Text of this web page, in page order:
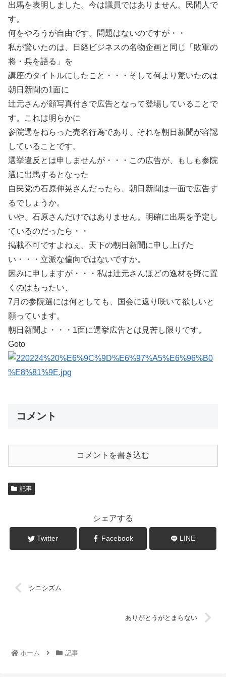
出馬を表明しました。今は議員ではありません。民間人で
す。
何をやろうが自由です。問題はないのですが・・
私が驚いたのは、日経ビジネスの名物企画と同じ「敗軍の
将・兵を語る」を
講座のタイトルにしたこと・・・そして何より驚いたのは
朝日新聞の1面に
辻元さんが顔写真付きで広告となって登場していることで
す。これは明らかに
参院選をねらった売名行為であり、それを朝日新聞が容認
していることです。
選挙違反とは申しませんが・・・この広告が、もしも参院
選に出馬するとなった
自民党の石原伸晃さんだったら、朝日新聞は一面で広告す
るでしょうか。
いや、石原さんだけではありません。明確に出馬を予定し
ているのだったら・・
掲載不可ですよねぇ。天下の朝日新聞に申し上げた
い・・・立派な偏向ではないですか。
因みに申しますが・・・私は辻元さんほどの逸材を野に置
くのはもったい、
7月の参院選には何としても、国会に返り咲いて欲しいと
願っています。
朝日新聞よ・・・1面に選挙広告とは見苦し限りです。
Goto
コメント
コメントを書き込む
記事
シェアする
Twitter Facebook LINE
シニシズム
ありがとうがとまらない
ホーム 記事